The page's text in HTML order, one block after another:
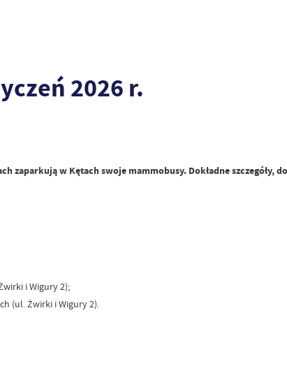
2026 r.
zaparkują w Kętach swoje mammobusy. Dokładne szczegóły,
i Wigury 2);
(ul. Żwirki i Wigury 2).